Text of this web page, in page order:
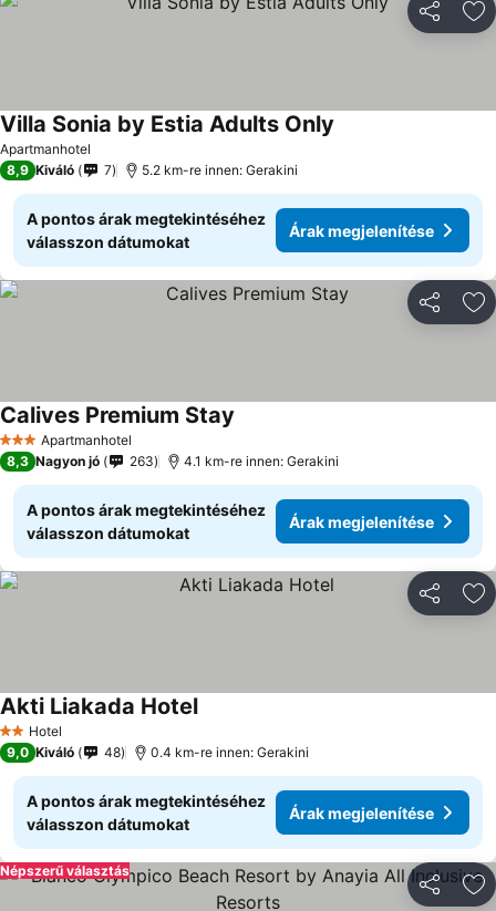
Apartmanhotel
Villa Sonia by Estia Adults Only
8,9 Kiváló 7 5.2 km-re innen: Gerakini
A pontos árak megtekintéséhez
válasszon dátumokat
Árak megjelenítése
3 KategóriaApartmanhotel
Calives Premium Stay
8,3 Nagyon jó 263 4.1 km-re innen: Gerakini
A pontos árak megtekintéséhez
válasszon dátumokat
Árak megjelenítése
2 Kategória
Hotel
Akti Liakada HotelÁrak megjelenítése
9,0 Kiváló 48 0.4 km-re innen: Gerakini
A pontos árak megtekintéséhez
válasszon dátumokat
Árak megjelenítése
Népszerű választás